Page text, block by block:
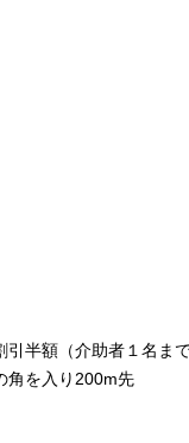
半額（介助者１名ま
角を入り200m先